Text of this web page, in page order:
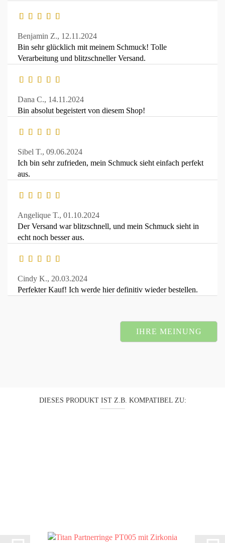
Benjamin Z., 12.11.2024
Bin sehr glücklich mit meinem Schmuck! Tolle
Verarbeitung und blitzschneller Versand.
Dana C., 14.11.2024
Bin absolut begeistert von diesem Shop!
Sibel T., 09.06.2024
Ich bin sehr zufrieden, mein Schmuck sieht einfach perfekt
aus.
Angelique T., 01.10.2024
Der Versand war blitzschnell, und mein Schmuck sieht in
echt noch besser aus.
Cindy K., 20.03.2024
Perfekter Kauf! Ich werde hier definitiv wieder bestellen.
IHRE MEINUNG
DIESES PRODUKT IST Z.B. KOMPATIBEL ZU: